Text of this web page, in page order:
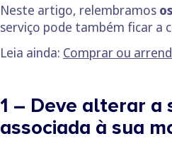
Neste artigo, relembramos
serviço pode também ficar a
Leia ainda: Comprar ou
1 – Deve alterar a
associada à sua